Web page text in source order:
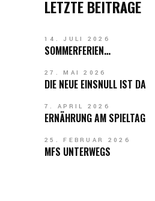
LETZTE BEITRÄGE
14. JULI 2026
SOMMERFERIEN…
27. MAI 2026
DIE NEUE EINSNULL IST DA
7. APRIL 2026
ERNÄHRUNG AM SPIELTAG
25. FEBRUAR 2026
MFS UNTERWEGS